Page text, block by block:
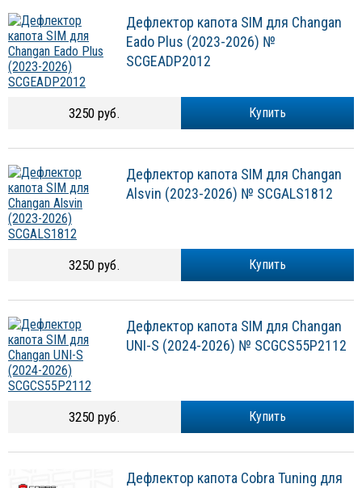
Дефлектор капота SIM для Changan
Eado Plus (2023-2026) №
SCGEADP2012
Купить
3250 руб.
Дефлектор капота SIM для Changan
Alsvin (2023-2026) № SCGALS1812
Купить
3250 руб.
Дефлектор капота SIM для Changan
UNI-S (2024-2026) № SCGCS55P2112
Купить
3250 руб.
Дефлектор капота Cobra Tuning для